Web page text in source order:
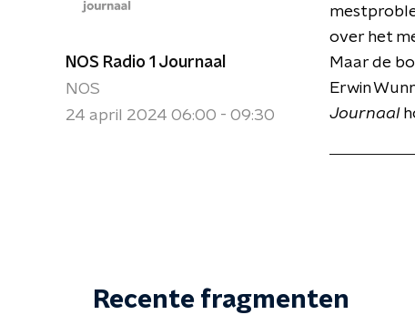
NOS Radio 1 Journaal
NOS
24 april 2024 06:00 - 09:30
over het
Maar de
Erwin
Journaal
Recente fragmenten